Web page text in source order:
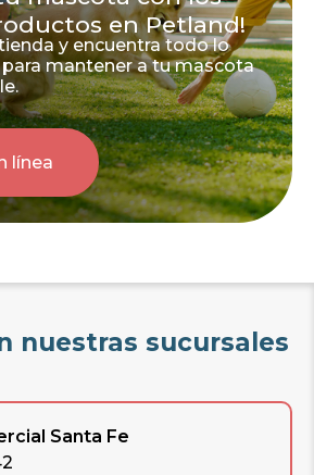
en Petland!
y encuentra todo lo
mantener a tu mascota
línea
nuestras sucursales
Santa Fe